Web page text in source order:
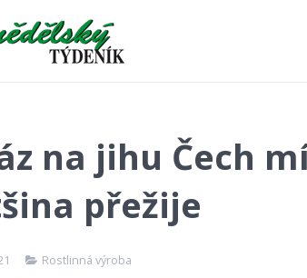
na jihu Čech
přežije
Rostlinná výroba